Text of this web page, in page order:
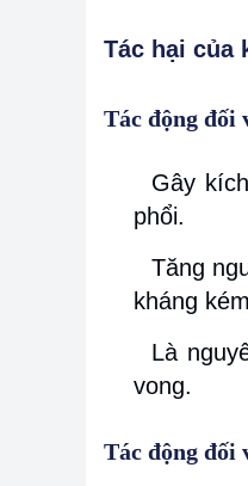
Tác hại của
Tác động đối
Gây
phổi.
Tăng
kháng
Là
vong.
Tác động